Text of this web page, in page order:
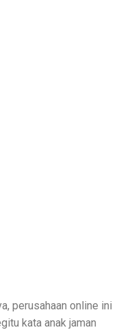
perusahaan online ini
kata anak jaman